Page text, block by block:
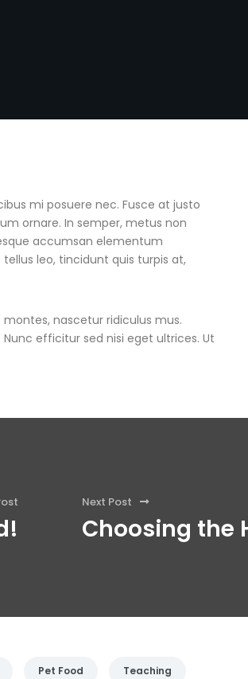
mi posuere nec. Fusce at justo
ornare. In semper, metus non
accumsan elementum
leo, tincidunt quis turpis at,
nascetur ridiculus mus.
efficitur sed nisi eget ultrices. Ut
Next Post
Choosing the
Pet Food Teaching